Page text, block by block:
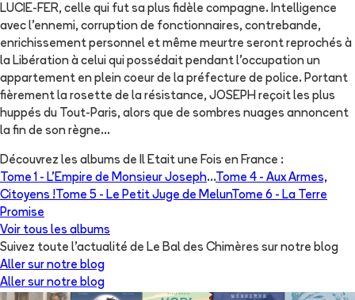
LUCIE-FER, celle qui fut sa plus fidèle compagne. Intelligence
avec l'ennemi, corruption de fonctionnaires, contrebande,
enrichissement personnel et même meurtre seront reprochés à
la Libération à celui qui possédait pendant l'occupation un
appartement en plein coeur de la préfecture de police. Portant
fièrement la rosette de la résistance, JOSEPH reçoit les plus
huppés du Tout-Paris, alors que de sombres nuages annoncent
la fin de son règne...
Découvrez les albums de Il Etait une Fois en France :
Tome 1 - L'Empire de Monsieur Joseph...Tome 4 - Aux Armes,
Citoyens ! Tome 5 - Le Petit Juge de MelunTome 6 - La Terre
Promise
Voir tous les albums
Suivez toute l'actualité de Le Bal des Chimères sur notre blog
Aller sur notre blog
Aller sur notre blog